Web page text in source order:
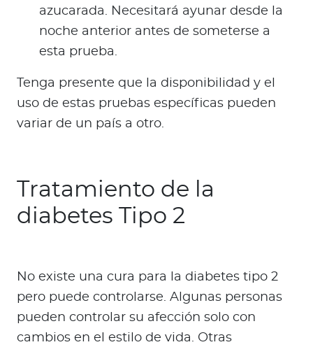
azucarada. Necesitará ayunar desde la
noche anterior antes de someterse a
esta prueba.
Tenga presente que la disponibilidad y el
uso de estas pruebas específicas pueden
variar de un país a otro.
Tratamiento de la
diabetes Tipo 2
No existe una cura para la diabetes tipo 2
pero puede controlarse. Algunas personas
pueden controlar su afección solo con
cambios en el estilo de vida. Otras